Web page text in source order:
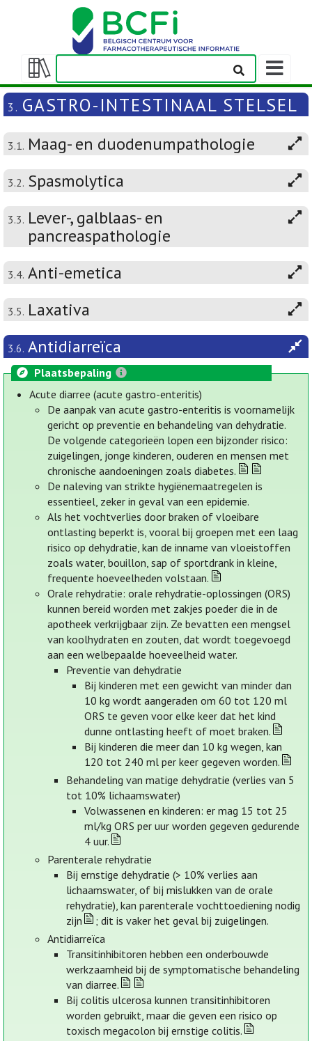
Weergeven/verbergen
inhoudstafel
3. GASTRO-INTESTINAAL STELSEL
3.1. Maag- en duodenumpathologie
3.2. Spasmolytica
3.3. Lever-, galblaas- en
pancreaspathologie
3.4. Anti-emetica
3.5. Laxativa
3.6. Antidiarreïca
Plaatsbepaling
Acute diarree (acute gastro-enteritis)
De aanpak van acute gastro-enteritis is voornamelijk
gericht op preventie en behandeling van dehydratie.
De volgende categorieën lopen een bijzonder risico:
zuigelingen, jonge kinderen, ouderen en mensen met
chronische aandoeningen zoals diabetes.
De naleving van strikte hygiënemaatregelen is
essentieel, zeker in geval van een epidemie.
Als het vochtverlies door braken of vloeibare
ontlasting beperkt is, vooral bij groepen met een laag
risico op dehydratie, kan de inname van vloeistoffen
zoals water, bouillon, sap of sportdrank in kleine,
frequente hoeveelheden volstaan.
Orale rehydratie: orale rehydratie-oplossingen (ORS)
kunnen bereid worden met zakjes poeder die in de
apotheek verkrijgbaar zijn. Ze bevatten een mengsel
van koolhydraten en zouten, dat wordt toegevoegd
aan een welbepaalde hoeveelheid water.
Preventie van dehydratie
Bij kinderen met een gewicht van minder dan
10 kg wordt aangeraden om 60 tot 120 ml
ORS te geven voor elke keer dat het kind
dunne ontlasting heeft of moet braken.
Bij kinderen die meer dan 10 kg wegen, kan
120 tot 240 ml per keer gegeven worden.
Behandeling van matige dehydratie (verlies van 5
tot 10% lichaamswater)
Volwassenen en kinderen: er mag 15 tot 25
ml/kg ORS per uur worden gegeven gedurende
4 uur.
Parenterale rehydratie
Bij ernstige dehydratie (> 10% verlies aan
lichaamswater, of bij mislukken van de orale
rehydratie), kan parenterale vochttoediening nodig
zijn
; dit is vaker het geval bij zuigelingen.
Antidiarreïca
Transitinhibitoren hebben een onderbouwde
werkzaamheid bij de symptomatische behandeling
van diarree.
Bij colitis ulcerosa kunnen transitinhibitoren
worden gebruikt, maar die geven een risico op
toxisch megacolon bij ernstige colitis.